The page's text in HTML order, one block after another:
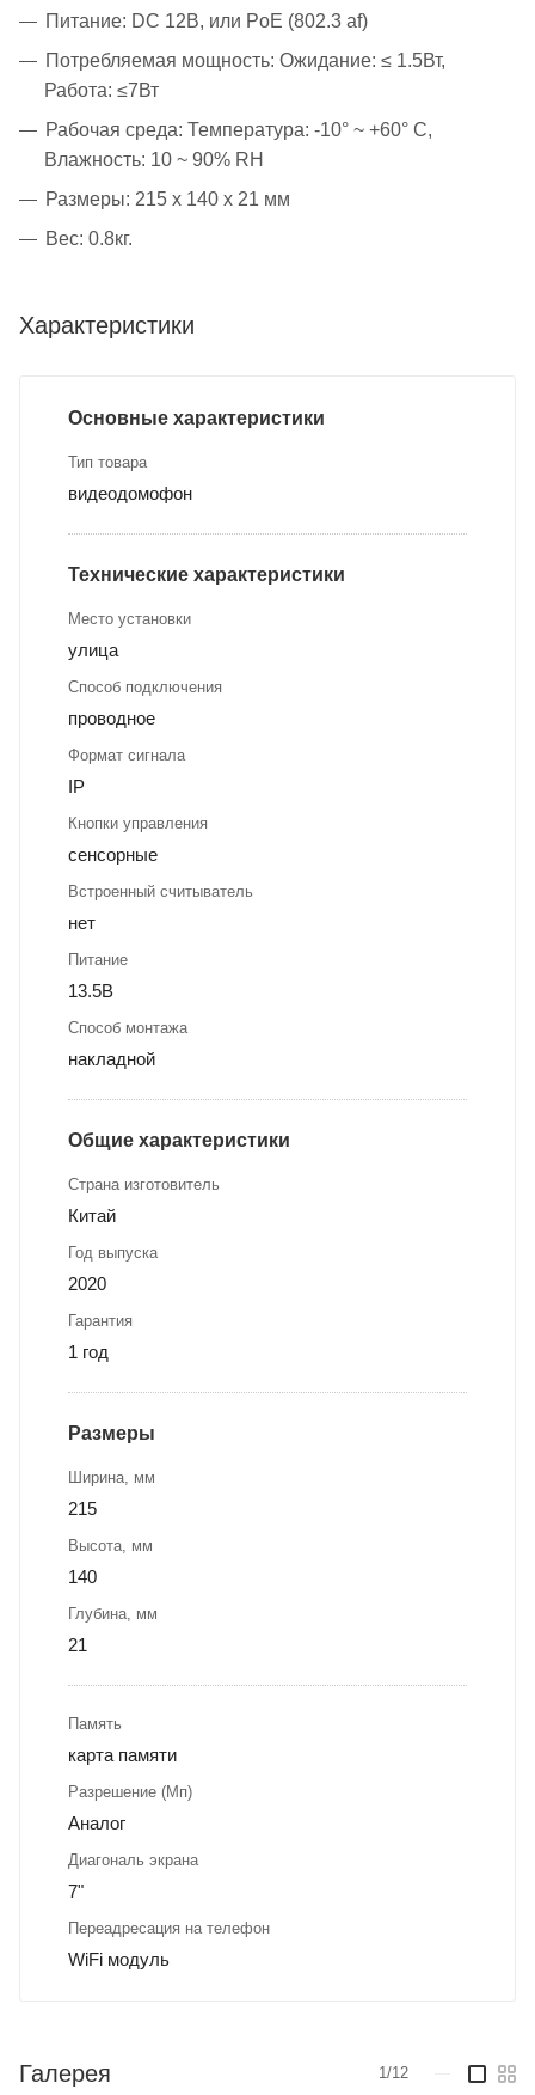
Питание: DC 12В, или PoE (802.3 af)
Потребляемая мощность: Ожидание: ≤ 1.5Вт,
Работа: ≤7Вт
Рабочая среда: Температура: -10° ~ +60° С,
Влажность: 10 ~ 90% RH
Размеры: 215 х 140 х 21 мм
Вес: 0.8кг.
Характеристики
Основные характеристики
Тип товара
видеодомофон
Технические характеристики
Место установки
улица
Способ подключения
проводное
Формат сигнала
IP
Кнопки управления
сенсорные
Встроенный считыватель
нет
Питание
13.5В
Способ монтажа
накладной
Общие характеристики
Страна изготовитель
Китай
Год выпуска
2020
Гарантия
1 год
Размеры
Ширина, мм
215
Высота, мм
140
Глубина, мм
21
Память
карта памяти
Разрешение (Мп)
Аналог
Диагональ экрана
7"
Переадресация на телефон
WiFi модуль
Галерея 1/12